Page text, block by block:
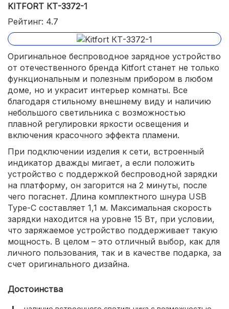
KITFORT КТ-3372-1
Рейтинг: 4.7
Оригинальное беспроводное зарядное устройство
от отечественного бренда Kitfort станет не только
функциональным и полезным прибором в любом
доме, но и украсит интерьер комнаты. Все
благодаря стильному внешнему виду и наличию
небольшого светильника с возможностью
плавной регулировки яркости освещения и
включения красочного эффекта пламени.
При подключении изделия к сети, встроенный
индикатор дважды мигает, а если положить
устройство с поддержкой беспроводной зарядки
на платформу, он загорится на 2 минуты, после
чего погаснет. Длина комплектного шнура USB
Type-С составляет 1,1 м. Максимальная скорость
зарядки находится на уровне 15 Вт, при условии,
что заряжаемое устройство поддерживает такую
мощность. В целом – это отличный выбор, как для
личного пользования, так и в качестве подарка, за
счет оригинального дизайна.
Достоинства